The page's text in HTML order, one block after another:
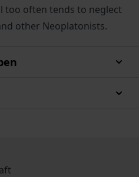
often tends to neglect
other Neoplatonists.